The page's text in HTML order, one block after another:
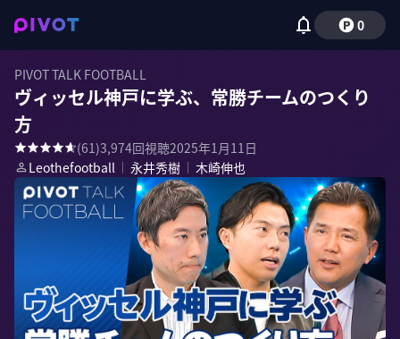
0
PIVOT TALK FOOTBALL
ヴィッセル神戸に学ぶ、常勝チームのつくり
方
(61)3,974回視聴2025年1月11日
Leothefootball ｜ 永井秀樹 ｜ 木崎伸也